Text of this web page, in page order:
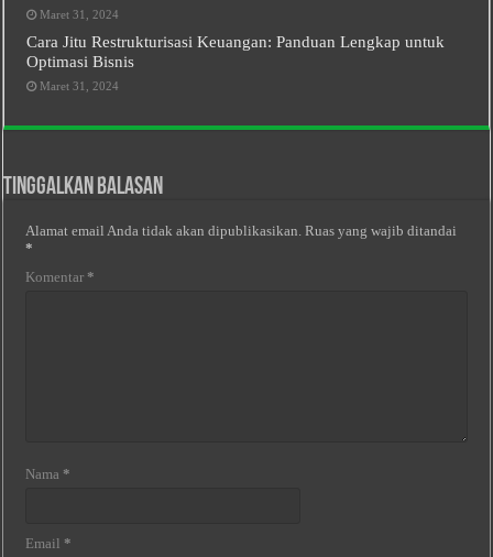
Maret 31, 2024
Cara Jitu Restrukturisasi Keuangan: Panduan Lengkap untuk
Optimasi Bisnis
Maret 31, 2024
Tinggalkan Balasan
Alamat email Anda tidak akan dipublikasikan. Ruas yang wajib ditandai
*
Komentar *
Nama *
Email *